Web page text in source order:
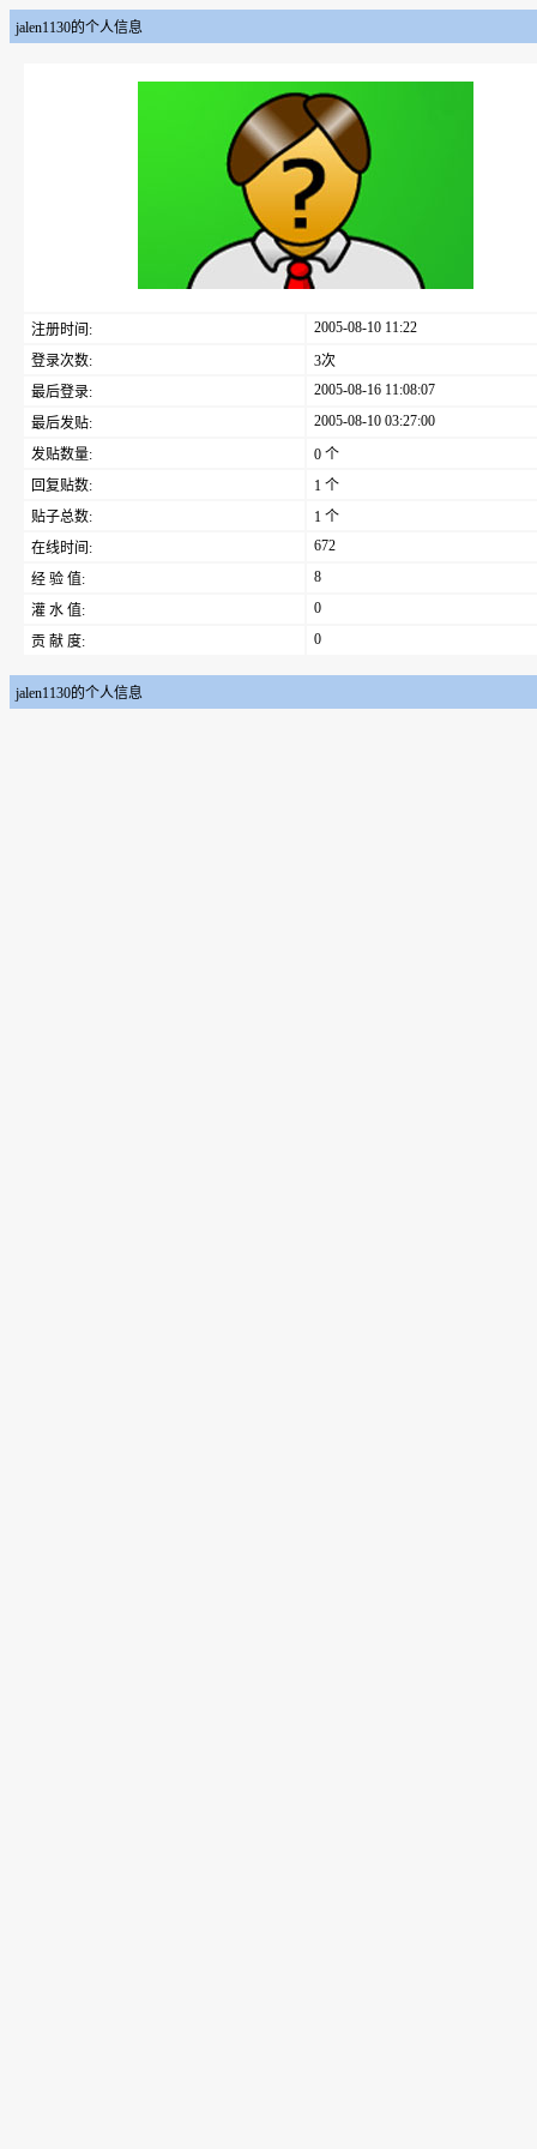
jalen1130的个人信息
注册时间:
2005-08-10 11:22
登录次数:
3次
最后登录:
2005-08-16 11:08:07
最后发贴:
2005-08-10 03:27:00
发贴数量:
0 个
回复贴数:
1 个
贴子总数:
1 个
在线时间:
672
经 验 值:
8
灌 水 值:
0
贡 献 度:
0
jalen1130的个人信息